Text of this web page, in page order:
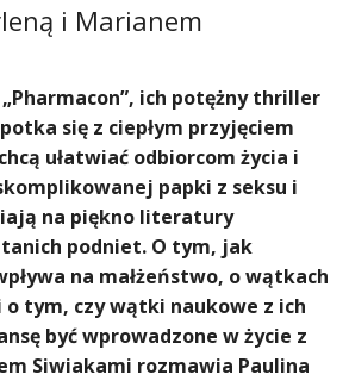
i Marianem
ich potężny thriller
się z ciepłym przyjęciem
ułatwiać odbiorcom życia i
papki z seksu i
na piękno literatury
podniet. O tym, jak
na małżeństwo, o wątkach
tym, czy wątki naukowe z ich
być wprowadzone w życie z
Siwiakami rozmawia Paulina